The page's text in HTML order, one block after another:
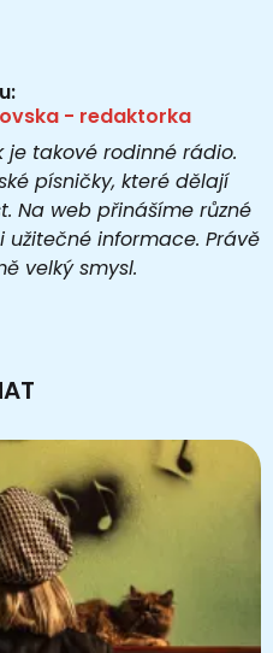
- redaktorka
je takové rodinné rádio.
písničky, které dělají
Na web přinášíme různé
užitečné informace. Právě
velký smysl.